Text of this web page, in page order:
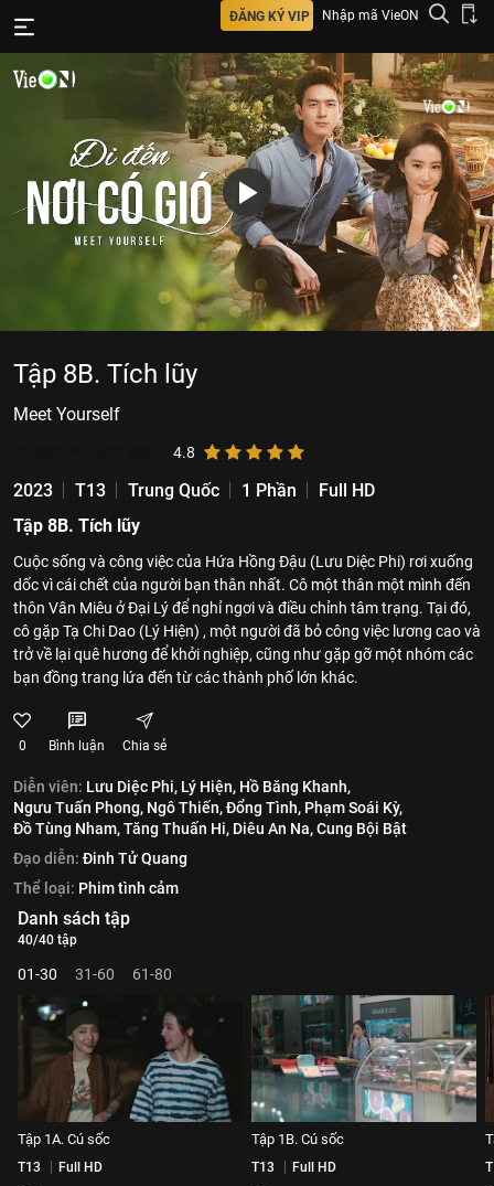
ĐĂNG KÝ VIP Nhập mã VieON
Tập 8B. Tích lũy
Meet Yourself
4.8
2023 T13 Trung Quốc 1 Phần
Full HD
Tập 8B. Tích lũy
Cuộc sống và công việc của Hứa Hồng Đậu (Lưu Diệc Phi) rơi xuống
dốc vì cái chết của người bạn thân nhất. Cô một thân một mình đến
thôn Vân Miêu ở Đại Lý để nghỉ ngơi và điều chỉnh tâm trạng. Tại đó,
cô gặp Tạ Chi Dao (Lý Hiện) , một người đã bỏ công việc lương cao và
trở về lại quê hương để khởi nghiệp, cũng như gặp gỡ một nhóm các
bạn đồng trang lứa đến từ các thành phố lớn khác.
0 Bình luận Chia sẻ
Diễn viên: Lưu Diệc Phi, Lý Hiện, Hồ Băng Khanh,
Ngưu Tuấn Phong, Ngô Thiến,Đổng Tình, Phạm Soái Kỳ,
Đồ Tùng Nham,Tăng Thuấn Hi, Diêu An Na,Cung Bội Bật
Đạo diễn: Đinh Tử Quang
Thể loại: Phim tình cảm
Danh sách tập
40/40 tập
01-30 31-60 61-80
Tập 1A. Cú sốc
T13 Full HD
Tập 1B. Cú sốc
T13 Full HD